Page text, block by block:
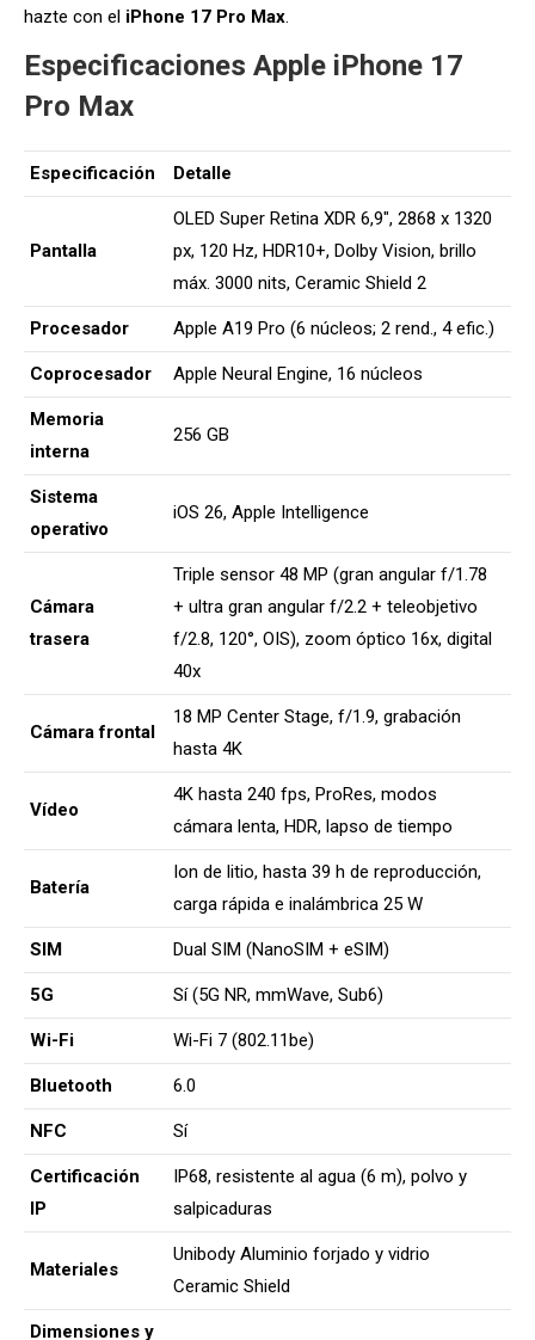
hazte con el iPhone 17 Pro Max.
Especificaciones Apple iPhone 17
Pro Max
Especificación Detalle
Pantalla
OLED Super Retina XDR 6,9″, 2868 x 1320
px, 120 Hz, HDR10+, Dolby Vision, brillo
máx. 3000 nits, Ceramic Shield 2
Procesador Apple A19 Pro (6 núcleos; 2 rend., 4 efic.)
Coprocesador Apple Neural Engine, 16 núcleos
Memoria
interna
256 GB
Sistema
operativo
iOS 26, Apple Intelligence
Cámara
trasera
Triple sensor 48 MP (gran angular f/1.78
+ ultra gran angular f/2.2 + teleobjetivo
f/2.8, 120°, OIS), zoom óptico 16x, digital
40x
Cámara frontal
18 MP Center Stage, f/1.9, grabación
hasta 4K
Vídeo
4K hasta 240 fps, ProRes, modos
cámara lenta, HDR, lapso de tiempo
Batería
Ion de litio, hasta 39 h de reproducción,
carga rápida e inalámbrica 25 W
SIM Dual SIM (NanoSIM + eSIM)
5G Sí (5G NR, mmWave, Sub6)
Wi-Fi Wi-Fi 7 (802.11be)
Bluetooth 6.0
NFC Sí
Certificación
IP
IP68, resistente al agua (6 m), polvo y
salpicaduras
Materiales
Unibody Aluminio forjado y vidrio
Ceramic Shield
Dimensiones y